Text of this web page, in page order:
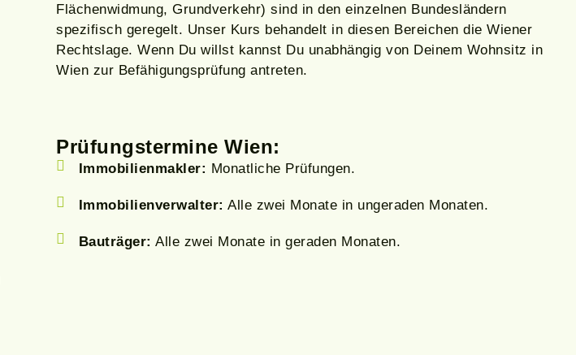
Flächenwidmung, Grundverkehr) sind in den einzelnen Bundesländern
spezifisch geregelt. Unser Kurs behandelt in diesen Bereichen die Wiener
Rechtslage. Wenn Du willst kannst Du unabhängig von Deinem Wohnsitz in
Wien zur Befähigungsprüfung antreten.
Prüfungstermine Wien:
Immobilienmakler: Monatliche Prüfungen.
Immobilienverwalter: Alle zwei Monate in ungeraden Monaten.
Bauträger: Alle zwei Monate in geraden Monaten.